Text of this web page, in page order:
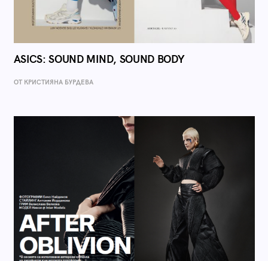
ASICS: SOUND MIND, SOUND BODY
ОТ КРИСТИЯНА БУРДЕВА